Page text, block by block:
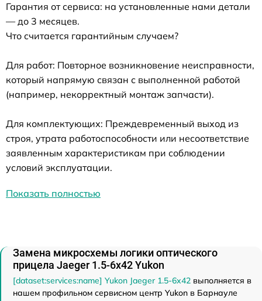
Гарантия от сервиса: на установленные нами детали
— до 3 месяцев.
Что считается гарантийным случаем?
Для работ: Повторное возникновение неисправности,
который напрямую связан с выполненной работой
(например, некорректный монтаж запчасти).
Для комплектующих: Преждевременный выход из
строя, утрата работоспособности или несоответствие
заявленным характеристикам при соблюдении
условий эксплуатации.
Показать полностью
Замена микросхемы логики оптического
прицела Jaeger 1.5-6x42 Yukon
[dataset:services:name] Yukon Jaeger 1.5-6x42 выполняется в
нашем профильном сервисном центр Yukon в Барнауле